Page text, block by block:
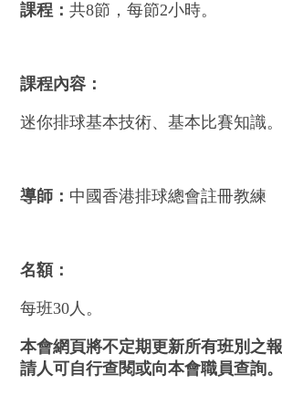
課程： 共8節，每節2小時。
課程內容：
迷你排球基本技術、基本比賽知識。
導師： 中國香港排球總會註冊教練
名額：
每班30人。
本會網頁將不定期更新所有班別之
請人可自行查閱或向本會職員查詢。